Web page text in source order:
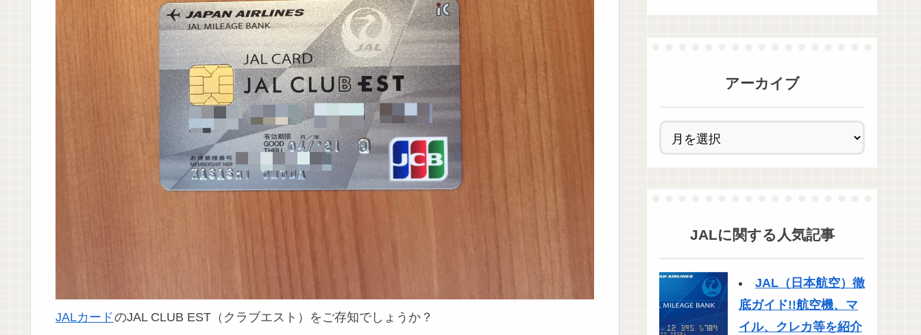
JALカードのJAL CLUB EST（クラブエスト）をご存知でしょうか？
アーカイブ
JALに関する人気記事
JAL（日本航空）徹
底ガイド!!航空機、マ
イル、クレカ等を紹介